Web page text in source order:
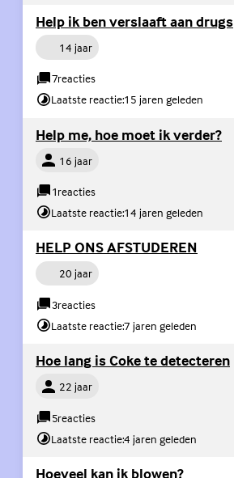
Help ik ben verslaaft aan drugs
Persoon14 jaar
7reacties
Laatste reactie:15 jaren geleden
Help me, hoe moet ik verder?
Persoon16 jaar
1reacties
Laatste reactie:14 jaren geleden
HELP ONS AFSTUDEREN
Persoon20 jaar
3reacties
Laatste reactie:7 jaren geleden
Hoe lang is Coke te detecteren
Persoon22 jaar
5reacties
Laatste reactie:4 jaren geleden
Hoeveel kan ik blowen?